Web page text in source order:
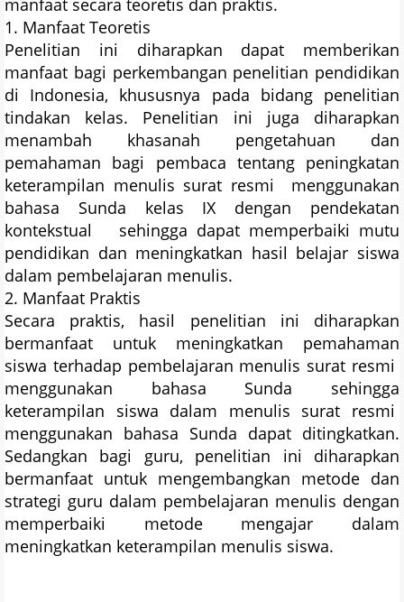
manfaat secara teoretis dan praktis.
1. Manfaat Teoretis
Penelitian ini diharapkan dapat memberikan
manfaat bagi perkembangan penelitian pendidikan
di Indonesia, khususnya pada bidang penelitian
tindakan kelas. Penelitian ini juga diharapkan
menambah khasanah pengetahuan dan
pemahaman bagi pembaca tentang peningkatan
keterampilan menulis surat resmi menggunakan
bahasa Sunda kelas IX dengan pendekatan
kontekstual sehingga dapat memperbaiki mutu
pendidikan dan meningkatkan hasil belajar siswa
dalam pembelajaran menulis.
2. Manfaat Praktis
Secara praktis, hasil penelitian ini diharapkan
bermanfaat untuk meningkatkan pemahaman
siswa terhadap pembelajaran menulis surat resmi
menggunakan bahasa Sunda sehingga
keterampilan siswa dalam menulis surat resmi
menggunakan bahasa Sunda dapat ditingkatkan.
Sedangkan bagi guru, penelitian ini diharapkan
bermanfaat untuk mengembangkan metode dan
strategi guru dalam pembelajaran menulis dengan
memperbaiki metode mengajar dalam
meningkatkan keterampilan menulis siswa.